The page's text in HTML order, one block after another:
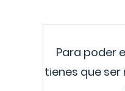
Para poder
tienes que ser